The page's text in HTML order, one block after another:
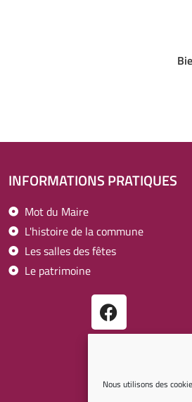
Nous utilisons des
INFORMATIONS PRATIQUES
Mot du Maire
L'histoire de la commune
Les salles des fêtes
Le patrimoine